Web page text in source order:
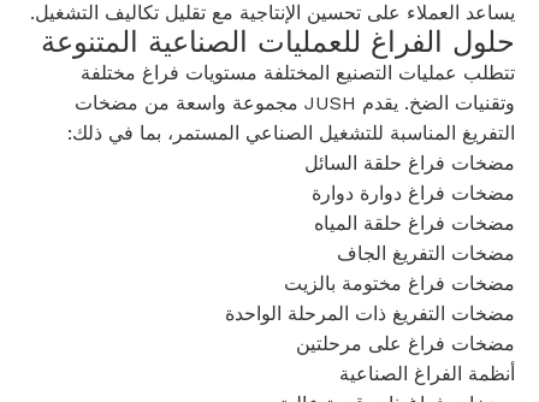
يساعد العملاء على تحسين الإنتاجية مع تقليل تكاليف التشغيل.
حلول الفراغ للعمليات الصناعية المتنوعة
تتطلب عمليات التصنيع المختلفة مستويات فراغ مختلفة
وتقنيات الضخ. يقدم JUSH مجموعة واسعة من مضخات
التفريغ المناسبة للتشغيل الصناعي المستمر، بما في ذلك:
مضخات فراغ حلقة السائل
مضخات فراغ دوارة دوارة
مضخات فراغ حلقة المياه
مضخات التفريغ الجاف
مضخات فراغ مختومة بالزيت
مضخات التفريغ ذات المرحلة الواحدة
مضخات فراغ على مرحلتين
أنظمة الفراغ الصناعية